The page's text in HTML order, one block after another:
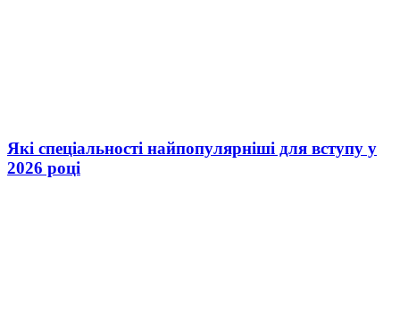
Які спеціальності найпопулярніші для вступу у
2026 році